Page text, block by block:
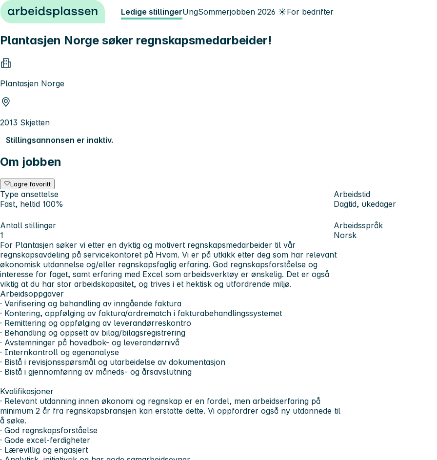
Hopp til innhold Ledige stillingerUngSommerjobben 2026 ☀️For bedrifter
Plantasjen Norge søker regnskapsmedarbeider!
Plantasjen Norge
2013 Skjetten
Stillingsannonsen er inaktiv.
Om jobben
Lagre favoritt
Type ansettelse
Fast, heltid 100%
Arbeidstid
Dagtid, ukedager
Antall stillinger
1
Arbeidsspråk
Norsk
For Plantasjen søker vi etter en dyktig og motivert regnskapsmedarbeider til vår
regnskapsavdeling på servicekontoret på Hvam. Vi er på utkikk etter deg som har relevant
økonomisk utdannelse og/eller regnskapsfaglig erfaring. God regnskapsforståelse og
interesse for faget, samt erfaring med Excel som arbeidsverktøy er ønskelig. Det er også
viktig at du har stor arbeidskapasitet, og trives i et hektisk og utfordrende miljø.
Arbeidsoppgaver
· Verifisering og behandling av inngående faktura
· Kontering, oppfølging av faktura/ordrematch i fakturabehandlingssystemet
· Remittering og oppfølging av leverandørreskontro
· Behandling og oppsett av bilag/bilagsregistrering
· Avstemninger på hovedbok- og leverandørnivå
· Internkontroll og egenanalyse
· Bistå i revisjonsspørsmål og utarbeidelse av dokumentasjon
· Bistå i gjennomføring av måneds- og årsavslutning
Kvalifikasjoner
· Relevant utdanning innen økonomi og regnskap er en fordel, men arbeidserfaring på
minimum 2 år fra regnskapsbransjen kan erstatte dette. Vi oppfordrer også ny utdannede til
å søke.
· God regnskapsforståelse
· Gode excel-ferdigheter
· Lærevillig og engasjert